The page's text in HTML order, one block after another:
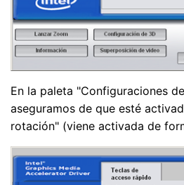
En la paleta "Configuraciones
aseguramos de que esté
rotación" (viene activada de